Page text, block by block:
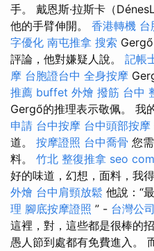
手。 戴恩斯·拉斯卡（
他的手臂伸開。 香港轉機 台
字優化 南屯推拿 搜索
評論，他對嫌疑人說。 記帳
摩 台胞證台中 全身按摩
推薦 buffet 外燴 撥筋 台中
Gergő的推理表示敬佩。 我
申請 台中按摩 台中頭部按摩
道。 按摩證照 台中喬骨 您
料。 竹北 整復推拿 seo
好的味道，幻想，面料，我
外燴 台中肩頸放鬆 他說：“
理 腳底按摩證照 ” - 台灣公
這裡，對，這些都是很棒的
愚人節到處都有免費進入。